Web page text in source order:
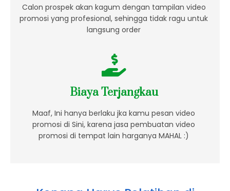
Calon prospek akan kagum dengan tampilan video
promosi yang profesional, sehingga tidak ragu untuk
langsung order
Biaya Terjangkau
Maaf, Ini hanya berlaku jka kamu pesan video
promosi di Sini, karena jasa pembuatan video
promosi di tempat lain harganya MAHAL :)